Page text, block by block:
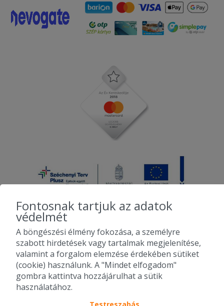
2010-2026 Copyright - Falatozz.hu - Diston-line Kft.
Pizza, gyros, hamburger, menük kedvező áron, egy helyen az összes
étterem ajánlata.
Fontosnak tartjuk az adatok
védelmét
A böngészési élmény fokozása, a személyre
szabott hirdetések vagy tartalmak megjelenítése,
valamint a forgalom elemzése érdekében sütiket
(cookie) használunk. A "Mindet elfogadom"
gombra kattintva hozzájárulhat a sütik
használatához.
Testreszabás